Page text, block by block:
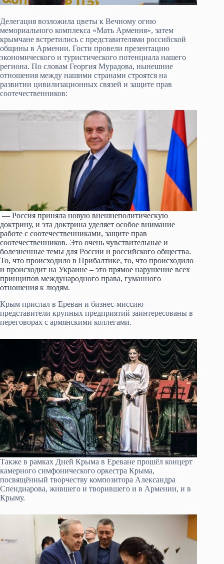
Делегация возложила цветы к Вечному огню
мемориального комплекса «Мать Армения», затем
крымчане встретились с представителями российской
общины в Армении. Гости провели презентацию
экономического и туристического потенциала нашего
региона. По словам Георгия Мурадова, нынешние
отношения между нашими странами строятся на
развитии цивилизационных связей и защите прав
соотечественников:
— Россия приняла новую внешнеполитическую
доктрину, и эта доктрина уделяет особое внимание
работе с соотечественниками, защите прав
соотечественников. Это очень чувствительные и
болезненные темы для России и российского общества.
То, что происходило в Прибалтике, то, что происходило
и происходит на Украине – это прямое нарушение всех
принципов международного права, гуманного
отношения к людям.
Крым прислал в Ереван и бизнес-миссию —
представители крупных предприятий заинтересованы в
переговорах с армянскими коллегами.
Также в рамках Дней Крыма в Ереване прошёл концерт
камерного симфонического оркестра Крыма,
посвящённый творчеству композитора Александра
Спендиарова, жившего и творившего и в Армении, и в
Крыму.